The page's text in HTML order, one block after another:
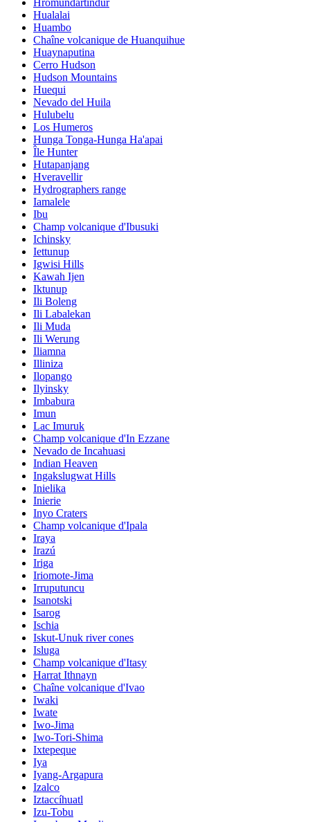
Hualalai
Huambo
Chaîne volcanique de Huanquihue
Huaynaputina
Cerro Hudson
Hudson Mountains
Huequi
Nevado del Huila
Hulubelu
Los Humeros
Hunga Tonga-Hunga Ha'apai
Île Hunter
Hutapanjang
Hveravellir
Hydrographers range
Iamalele
Ibu
Champ volcanique d'Ibusuki
Ichinsky
Iettunup
Igwisi Hills
Kawah Ijen
Iktunup
Ili Boleng
Ili Labalekan
Ili Muda
Ili Werung
Iliamna
Illiniza
Ilopango
Ilyinsky
Imbabura
Imun
Lac Imuruk
Champ volcanique d'In Ezzane
Nevado de Incahuasi
Indian Heaven
Ingakslugwat Hills
Inielika
Inierie
Inyo Craters
Champ volcanique d'Ipala
Iraya
Irazú
Iriga
Iriomote-Jima
Irruputuncu
Isanotski
Isarog
Ischia
Iskut-Unuk river cones
Isluga
Champ volcanique d'Itasy
Harrat Ithnayn
Chaîne volcanique d'Ivao
Iwaki
Iwate
Iwo-Jima
Iwo-Tori-Shima
Ixtepeque
Iya
Iyang-Argapura
Izalco
Iztaccíhuatl
Izu-Tobu